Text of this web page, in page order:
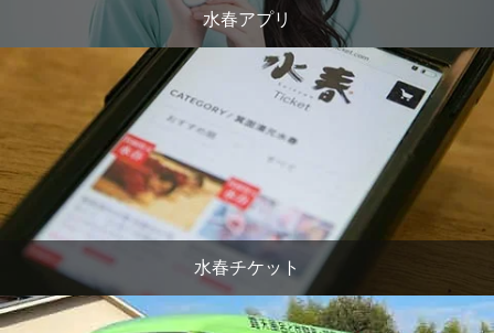
水春アプリ
水春チケット